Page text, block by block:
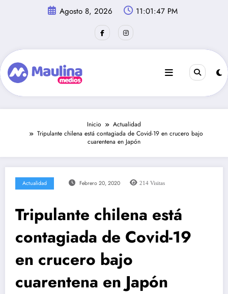
Agosto 8, 2026 11:01:48 PM
Inicio
Actualidad
Tripulante chilena está contagiada de Covid-19 en crucero bajo
cuarentena en Japón
Actualidad Febrero 20, 2020 214 Visitas
Tripulante chilena está
contagiada de Covid-19
en crucero bajo
cuarentena en Japón